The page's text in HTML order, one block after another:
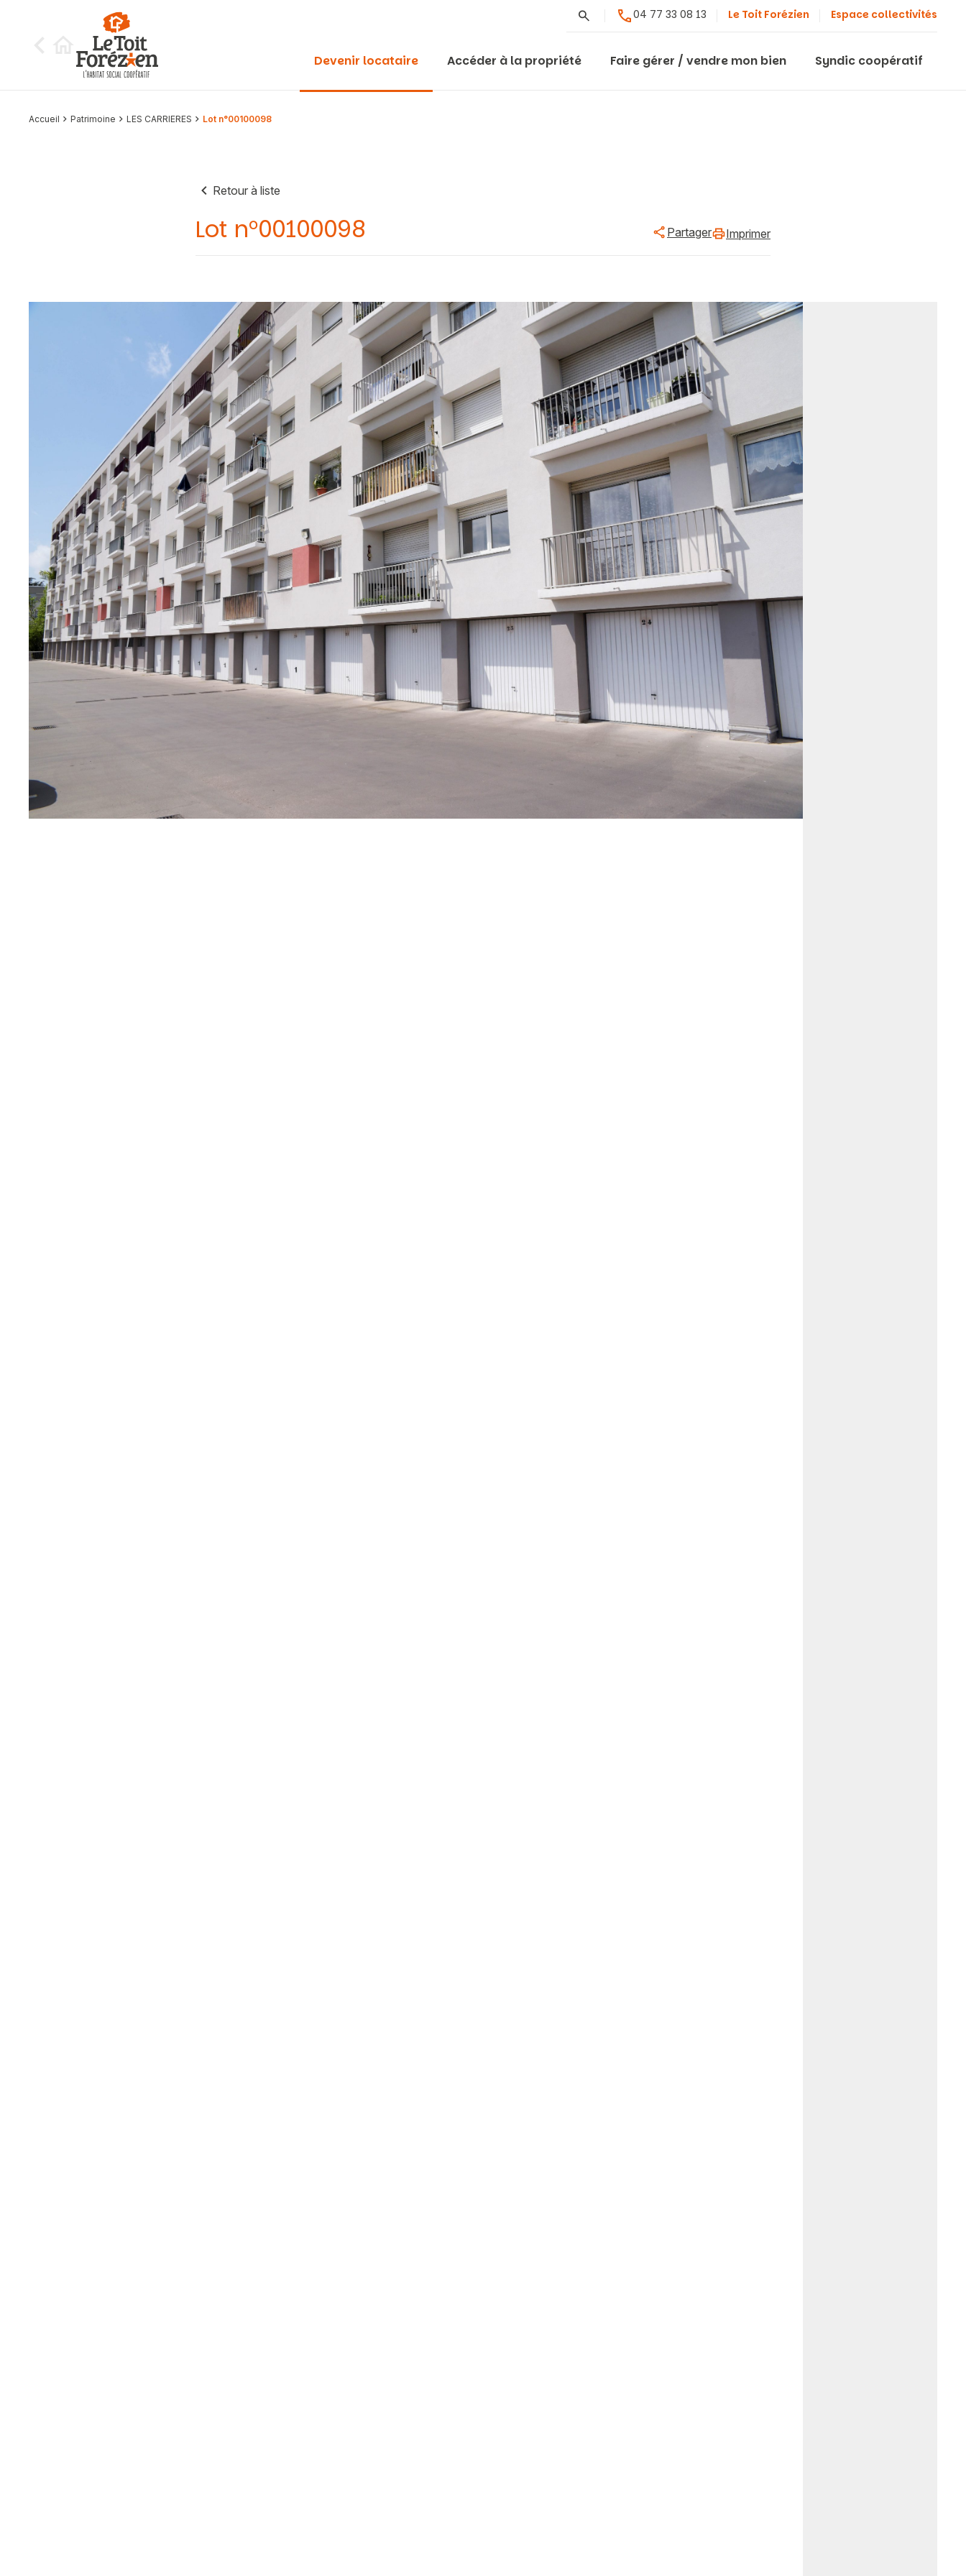
Rechercher04 77 33 08 13 Le Toit Forézien Espace collectivités
Devenir locataire Accéder à la propriété Faire gérer / vendre mon bien Syndic coopératif
Accueil Patrimoine LES CARRIERES Lot n°00100098
Retour à liste
Lot n°00100098 Partager Imprimer